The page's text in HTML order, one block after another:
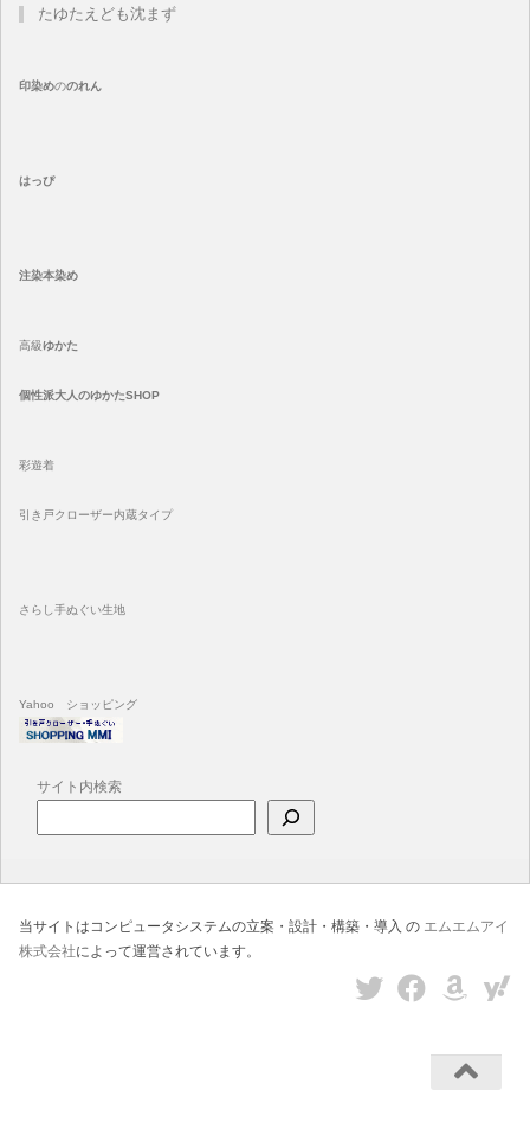
たゆたえども沈まず
印染めののれん
はっぴ
注染本染め
高級ゆかた
個性派大人のゆかたSHOP
彩遊着
引き戸クローザー内蔵タイプ
さらし手ぬぐい生地
Yahoo ショッピング
サイト内検索
当サイトはコンピュータシステムの立案・設計・構築・導入 の エムエムアイ
株式会社によって運営されています。